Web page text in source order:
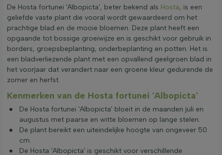
De Hosta fortunei 'Albopicta', beter bekend als Hosta, is een
geliefde vaste plant die vooral wordt gewaardeerd om het
prachtige blad en de mooie bloemen. Deze plant heeft een
opgaande tot bossige groeiwijze en is geschikt voor gebruik in
borders, groepsbeplanting, onderbeplanting en potten. Het is
een bladverliezende plant met een opvallend geelgroen blad in
het voorjaar dat verandert naar een groene kleur gedurende de
zomer en herfst.
Kenmerken van de Hosta fortunei 'Albopicta'
De Hosta fortunei 'Albopicta' bloeit in de maanden juli en
augustus met paarse en witte bloemen op lange stelen.
De plant bereikt een uiteindelijke hoogte van ongeveer 50
cm.
De Hosta 'Albopicta' is geschikt voor verschillende